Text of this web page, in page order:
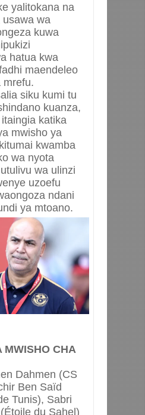
yalitokana na
wa
kuwa
hatua kwa
maendeleo
mrefu.
siku kumi tu
kuanza,
katika
mwisho ya
kwamba
wa nyota
wa ulinzi
uzoefu
ndani
ya mtoano.
MWISHO CHA
Dahmen (CS
Ben Saïd
Tunis), Sabri
du Sahel)